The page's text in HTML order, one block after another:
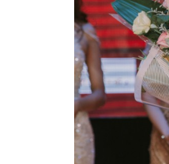
chậm giữa
HANE tổ
trò tiên